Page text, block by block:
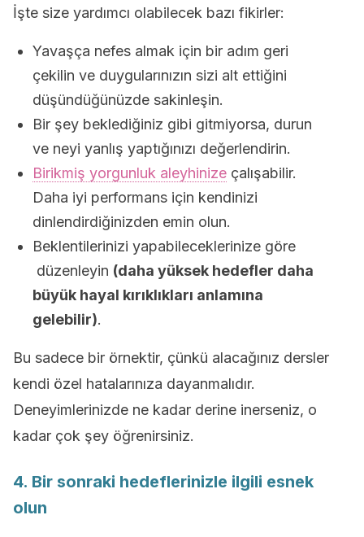
İşte size yardımcı olabilecek bazı fikirler:
Yavaşça nefes almak için bir adım geri
çekilin ve duygularınızın sizi alt ettiğini
düşündüğünüzde sakinleşin.
Bir şey beklediğiniz gibi gitmiyorsa, durun
ve neyi yanlış yaptığınızı değerlendirin.
Birikmiş yorgunluk aleyhinize çalışabilir.
Daha iyi performans için kendinizi
dinlendirdiğinizden emin olun.
Beklentilerinizi yapabileceklerinize göre
düzenleyin (daha yüksek hedefler daha
büyük hayal kırıklıkları anlamına
gelebilir).
Bu sadece bir örnektir, çünkü alacağınız dersler
kendi özel hatalarınıza dayanmalıdır.
Deneyimlerinizde ne kadar derine inerseniz, o
kadar çok şey öğrenirsiniz.
4. Bir sonraki hedeflerinizle ilgili esnek
olun